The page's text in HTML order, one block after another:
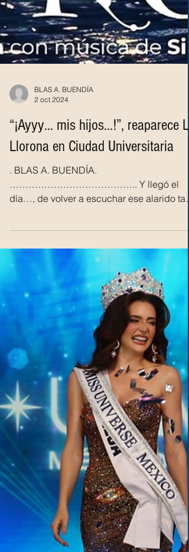
BLAS A. BUENDÍA
“¡Ayyy… mis hijos…!”, reaparece La
Llorona en Ciudad Universitaria
. BLAS A. BUENDÍA.
………………………………….. Y llegó el
día…, de volver a escuchar ese alarido tan
siniestro como es el dolor y la muerte: “¡…
Ayyy…...